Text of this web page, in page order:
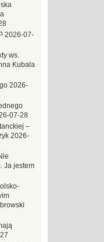
2026-07-
ws.
Kubala
2026-
07-28
–
2026-
Ja jestem